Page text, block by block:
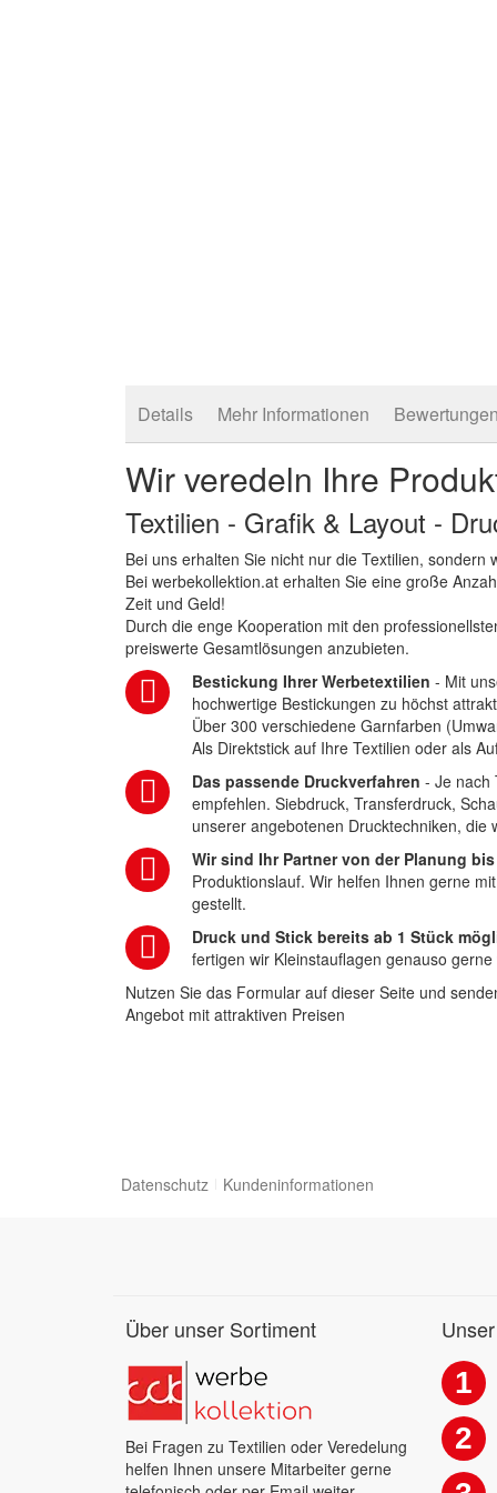
Details Mehr Informationen Bewertungen
Wir veredeln Ihre
Textilien - Grafik & Layout -
Bei uns erhalten Sie nicht nur die Textilien,
Bei werbekollektion.at erhalten Sie eine große
Zeit und Geld!
Durch die enge Kooperation mit den
preiswerte Gesamtlösungen anzubieten.
Bestickung Ihrer Werbetextilien - Mit
hochwertige Bestickungen zu höchst
Über 300 verschiedene Garnfarben
Als Direktstick auf Ihre Textilien oder als
Das passende Druckverfahren - Je nach
empfehlen. Siebdruck, Transferdruck,
unserer angebotenen Drucktechniken,
Wir sind Ihr Partner von der Planung
Produktionslauf. Wir helfen Ihnen gerne
gestellt.
Druck und Stick bereits ab 1 Stück
fertigen wir Kleinstauflagen genauso
Nutzen Sie das Formular auf dieser Seite und
Angebot mit attraktiven Preisen
Datenschutz Kundeninformationen
Über unser Sortiment
Bei Fragen zu Textilien oder Veredelung
helfen Ihnen unsere Mitarbeiter gerne
1
2